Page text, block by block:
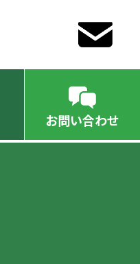
お問い合わせ